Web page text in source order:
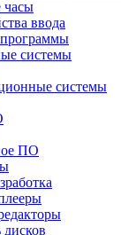
ввода
системы
системы
ПО
дисков